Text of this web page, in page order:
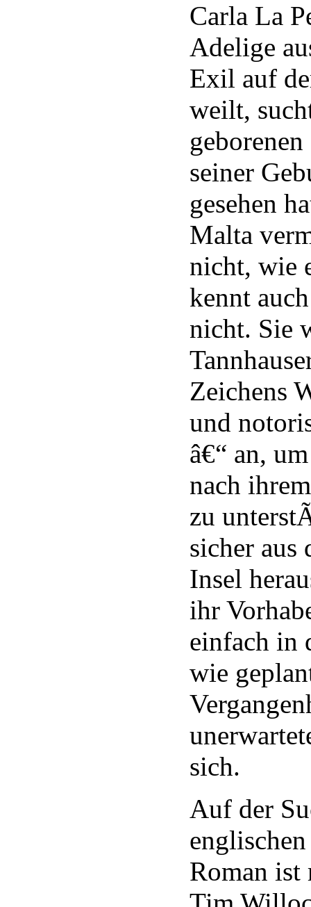
Carla La
Adelige
Exil auf
weilt,
seiner
gesehen
Malta
nicht, wie
kennt
nicht. Sie
Zeichens
und
â€“ an,
nach
zu
sicher aus
Insel
ihr
einfach in
wie
sich.
Auf der
Roman ist